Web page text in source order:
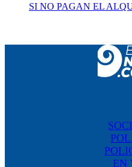
SI NO PAGAN EL
EN